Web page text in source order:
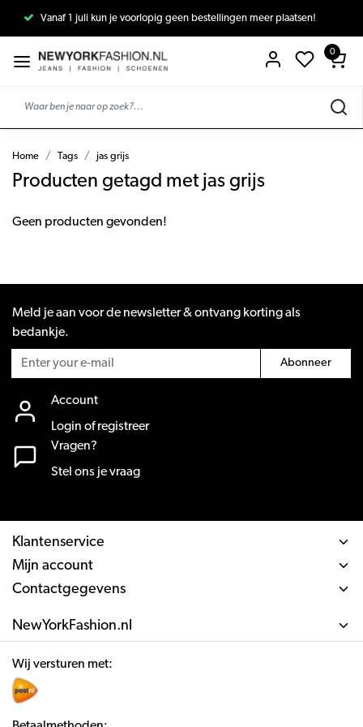
Vanaf 1 juli kun je voorlopig geen bestellingen meer plaatsen!
0
Home Tags jas grijs
Producten getagd met jas grijs
Geen producten gevonden!
Meld je aan voor de newsletter & ontvang korting als
bedankje.
Abonneer
Account
Login of registreer
Vragen?
Stel ons je vraag
Klantenservice
Mijn account
Contactgegevens
NewYorkFashion.nl
Wij versturen met: